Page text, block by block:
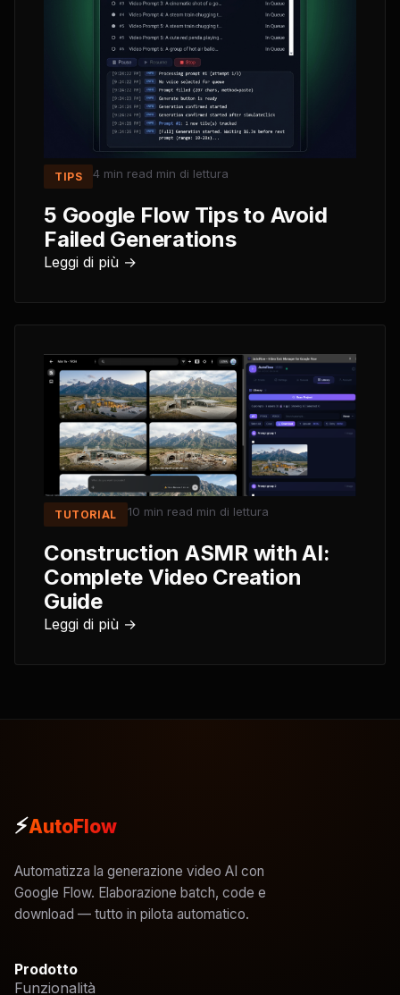
TIPS 4 min read min di lettura
5 Google Flow Tips to Avoid
Failed Generations
Leggi di più →
TUTORIAL 10 min read min di lettura
Construction ASMR with AI:
Complete Video Creation
Guide
Leggi di più →
⚡AutoFlow
Automatizza la generazione video AI con
Google Flow. Elaborazione batch, code e
download — tutto in pilota automatico.
Prodotto
Funzionalità